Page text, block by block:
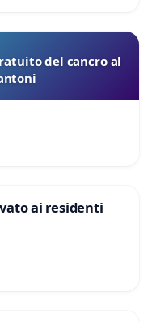
del cancro al
ai residenti